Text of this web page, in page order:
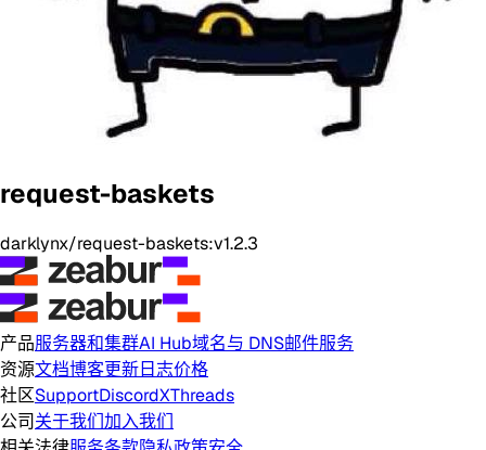
request-baskets
darklynx/request-baskets:v1.2.3
产品服务器和集群AI Hub域名与 DNS邮件服务
资源文档博客更新日志价格
社区SupportDiscordXThreads
公司关于我们加入我们